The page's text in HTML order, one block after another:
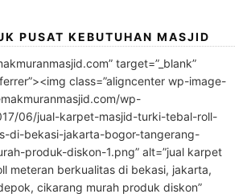
PUSAT KEBUTUHAN MASJID
target=”_blank”
class=”aligncenter wp-image-
wp-
06/jual-karpet-masjid-turki-tebal-roll-
di-bekasi-jakarta-bogor-tangerang-
produk-diskon-1.png” alt=”jual karpet
meteran berkualitas di bekasi, jakarta,
cikarang murah produk diskon”